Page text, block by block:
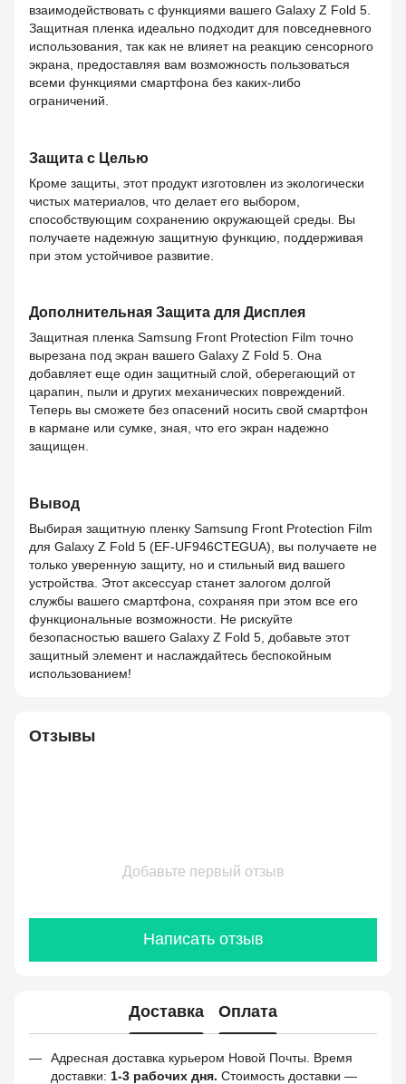
взаимодействовать с функциями вашего Galaxy Z Fold 5.
Защитная пленка идеально подходит для повседневного
использования, так как не влияет на реакцию сенсорного
экрана, предоставляя вам возможность пользоваться
всеми функциями смартфона без каких-либо
ограничений.
Защита с Целью
Кроме защиты, этот продукт изготовлен из экологически
чистых материалов, что делает его выбором,
способствующим сохранению окружающей среды. Вы
получаете надежную защитную функцию, поддерживая
при этом устойчивое развитие.
Дополнительная Защита для Дисплея
Защитная пленка Samsung Front Protection Film точно
вырезана под экран вашего Galaxy Z Fold 5. Она
добавляет еще один защитный слой, оберегающий от
царапин, пыли и других механических повреждений.
Теперь вы сможете без опасений носить свой смартфон
в кармане или сумке, зная, что его экран надежно
защищен.
Вывод
Выбирая защитную пленку Samsung Front Protection Film
для Galaxy Z Fold 5 (EF-UF946CTEGUA), вы получаете не
только уверенную защиту, но и стильный вид вашего
устройства. Этот аксессуар станет залогом долгой
службы вашего смартфона, сохраняя при этом все его
функциональные возможности. Не рискуйте
безопасностью вашего Galaxy Z Fold 5, добавьте этот
защитный элемент и наслаждайтесь беспокойным
использованием!
Отзывы
Добавьте первый отзыв
Написать отзыв
Доставка Оплата
Адресная доставка курьером Новой Почты. Время
доставки: 1-3 рабочих дня. Стоимость доставки —